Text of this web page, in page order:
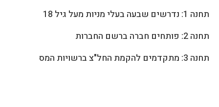
תחנה 1: נדרשים שבעה בעלי מניות מעל גיל 18
תחנה 2: פותחים חברה ברשם החברות
תחנה 3: מתקדמים להקמת החל"צ ברשויות המס